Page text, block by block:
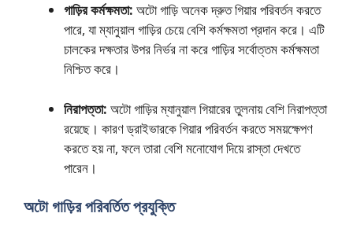
গাড়ির কর্মক্ষমতা: অটো গাড়ি অনেক দ্রুত গিয়ার পরিবর্তন করতে
পারে, যা ম্যানুয়াল গাড়ির চেয়ে বেশি কর্মক্ষমতা প্রদান করে। এটি
চালকের দক্ষতার উপর নির্ভর না করে গাড়ির সর্বোত্তম কর্মক্ষমতা
নিশ্চিত করে।
নিরাপত্তা: অটো গাড়ির ম্যানুয়াল গিয়ারের তুলনায় বেশি নিরাপত্তা
রয়েছে। কারণ ড্রাইভারকে গিয়ার পরিবর্তন করতে সময়ক্ষেপণ
করতে হয় না, ফলে তারা বেশি মনোযোগ দিয়ে রাস্তা দেখতে
পারেন।
অটো গাড়ির পরিবর্তিত প্রযুক্তি